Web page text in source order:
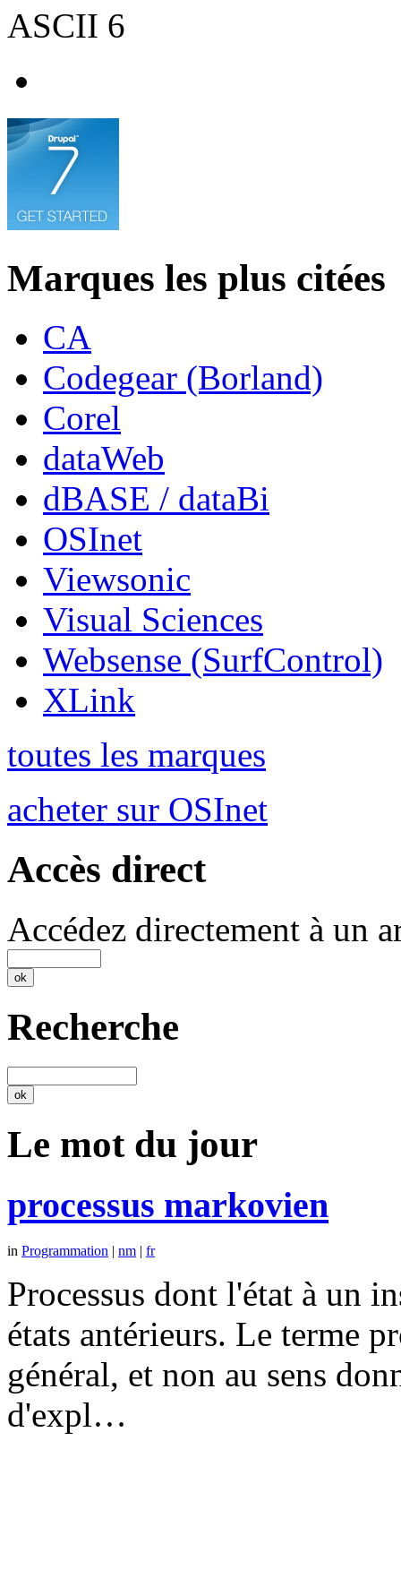
ASCII 6
Marques les plus citées
CA
Codegear (Borland)
Corel
dataWeb
dBASE / dataBi
OSInet
Viewsonic
Visual Sciences
Websense (SurfControl)
XLink
toutes les marques
acheter sur OSInet
Accès direct
Accédez directement à un
Recherche
Le mot du jour
processus markovien
in Programmation | nm | fr
Processus dont l'état à un
états antérieurs. Le terme
général, et non au sens
d'expl…